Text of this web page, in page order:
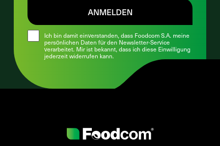
Ich bin damit einverstanden, dass Foodcom S.A. meine
persönlichen Daten für den Newsletter-Service
verarbeitet. Mir ist bekannt, dass ich diese Einwilligung
jederzeit widerrufen kann.
ANMELDEN